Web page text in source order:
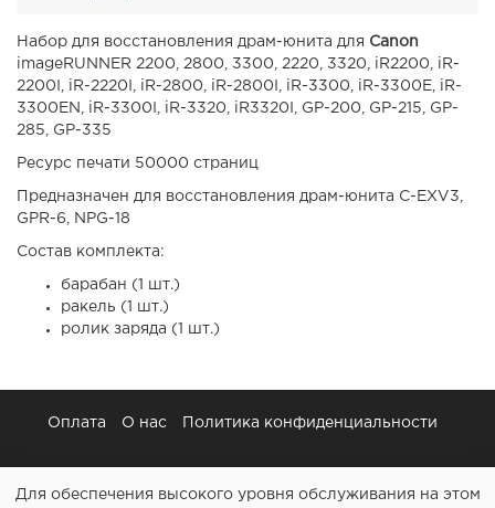
Набор для восстановления драм-юнита для Canon
imageRUNNER 2200, 2800, 3300, 2220, 3320, iR2200, iR-
2200I, iR-2220I, iR-2800, iR-2800I, iR-3300, iR-3300E, iR-
3300EN, iR-3300I, iR-3320, iR3320I, GP-200, GP-215, GP-
285, GP-335
Ресурс печати 50000 страниц
Предназначен для восстановления драм-юнита C-EXV3,
GPR-6, NPG-18
Состав комплекта:
барабан (1 шт.)
ракель (1 шт.)
ролик заряда (1 шт.)
Оплата О нас Политика конфиденциальности
Для обеспечения высокого уровня обслуживания на этом